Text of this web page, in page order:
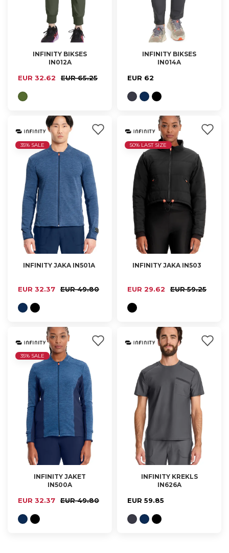
XS, L
INFINITY BIKSES
IN012A
EUR 32.62 EUR 65.25
S, M, L, XL, 2XL
INFINITY BIKSES
IN014A
EUR 62
35% SALE
INFINITY JAKA IN501A
EUR 32.37 EUR 49.80
50% LAST SIZE
INFINITY JAKA IN503
EUR 29.62 EUR 59.25
35% SALE
XS, S, M, L, XL
INFINITY JAKET
IN500A
EUR 32.37 EUR 49.80
S, M, L, XL, 2XL
INFINITY KREKLS
IN626A
EUR 59.85